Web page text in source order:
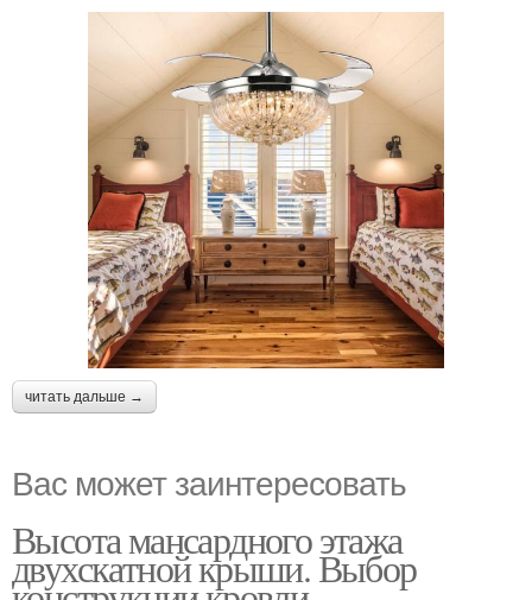
читать дальше →
Вас может заинтересовать
Высота мансардного этажа
двухскатной крыши. Выбор